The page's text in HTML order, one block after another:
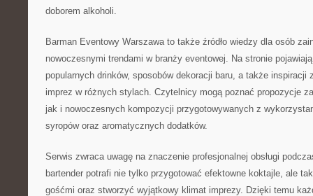
doborem alkoholi.
Barman Eventowy Warszawa to także źródło wiedzy dla osób
nowoczesnymi trendami w branży eventowej. Na stronie
popularnych drinków, sposobów dekoracji baru, a także inspiracji
imprez w różnych stylach. Czytelnicy mogą poznać propozycje
jak i nowoczesnych kompozycji przygotowywanych z
syropów oraz aromatycznych dodatków.
Serwis zwraca uwagę na znaczenie profesjonalnej obsługi
bartender potrafi nie tylko przygotować efektowne koktajle, ale
gośćmi oraz stworzyć wyjątkowy klimat imprezy. Dzięki temu